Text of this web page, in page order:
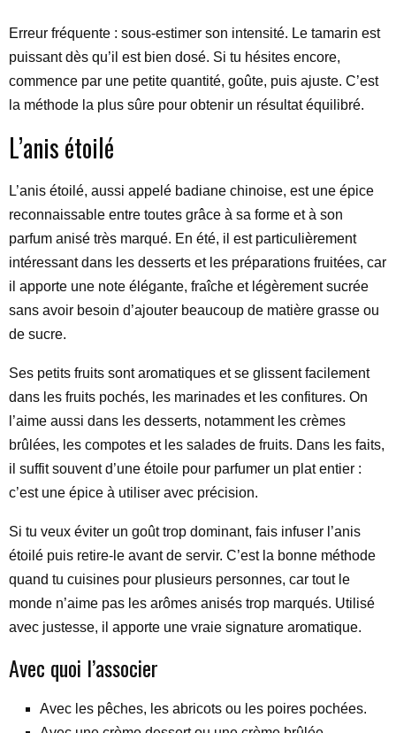
Erreur fréquente : sous-estimer son intensité. Le tamarin est
puissant dès qu’il est bien dosé. Si tu hésites encore,
commence par une petite quantité, goûte, puis ajuste. C’est
la méthode la plus sûre pour obtenir un résultat équilibré.
L’anis étoilé
L’anis étoilé, aussi appelé badiane chinoise, est une épice
reconnaissable entre toutes grâce à sa forme et à son
parfum anisé très marqué. En été, il est particulièrement
intéressant dans les desserts et les préparations fruitées, car
il apporte une note élégante, fraîche et légèrement sucrée
sans avoir besoin d’ajouter beaucoup de matière grasse ou
de sucre.
Ses petits fruits sont aromatiques et se glissent facilement
dans les fruits pochés, les marinades et les confitures. On
l’aime aussi dans les desserts, notamment les crèmes
brûlées, les compotes et les salades de fruits. Dans les faits,
il suffit souvent d’une étoile pour parfumer un plat entier :
c’est une épice à utiliser avec précision.
Si tu veux éviter un goût trop dominant, fais infuser l’anis
étoilé puis retire-le avant de servir. C’est la bonne méthode
quand tu cuisines pour plusieurs personnes, car tout le
monde n’aime pas les arômes anisés trop marqués. Utilisé
avec justesse, il apporte une vraie signature aromatique.
Avec quoi l’associer
Avec les pêches, les abricots ou les poires pochées.